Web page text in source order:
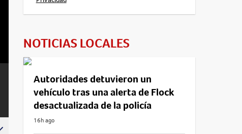
NOTICIAS LOCALES
Autoridades detuvieron un
vehículo tras una alerta de Flock
desactualizada de la policía
16h ago